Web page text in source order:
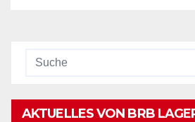
AKTUELLES VON BRB